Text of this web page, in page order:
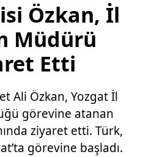
Özkan, İl
Müdürü
Etti
Ali Özkan, Yozgat İl
görevine atanan
ziyaret etti. Türk,
görevine başladı.